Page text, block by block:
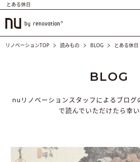
とある休日
リノベーションTOP 読みもの BLOG とある休日
BLOG
nuリノベーションスタッフによるブログ
で読んでいただけたら幸い